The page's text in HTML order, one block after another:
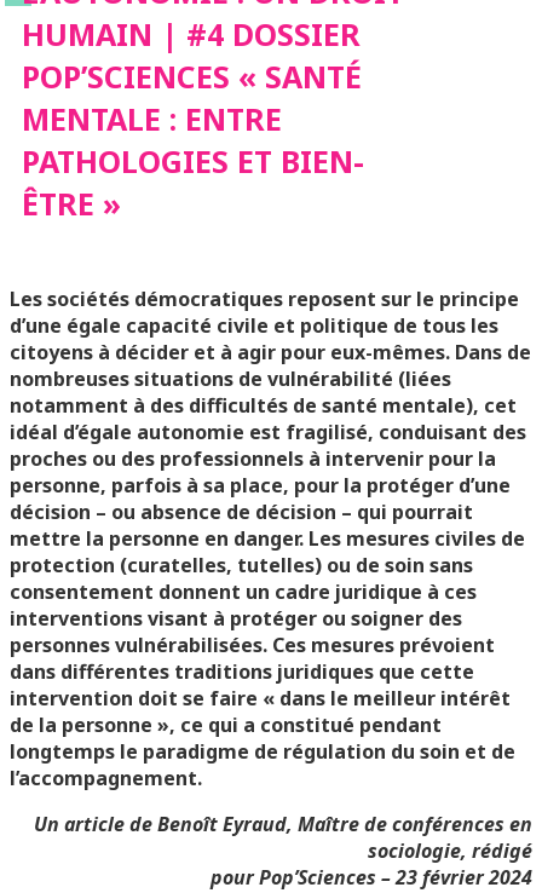
« SANTÉ MENTALE :
ENTRE PATHOLOGIES
ET BIEN-ÊTRE »
HUMAIN | #4 DOSSIER
POP’SCIENCES « SANTÉ
MENTALE : ENTRE
PATHOLOGIES ET BIEN-
ÊTRE »
Les sociétés démocratiques reposent sur le principe
d’une égale capacité civile et politique de tous les
citoyens à décider et à agir pour eux-mêmes. Dans de
nombreuses situations de vulnérabilité (liées
notamment à des difficultés de santé mentale), cet
idéal d’égale autonomie est fragilisé, conduisant des
proches ou des professionnels à intervenir pour la
personne, parfois à sa place, pour la protéger d’une
décision – ou absence de décision – qui pourrait
mettre la personne en danger. Les mesures civiles de
protection (curatelles, tutelles) ou de soin sans
consentement donnent un cadre juridique à ces
interventions visant à protéger ou soigner des
personnes vulnérabilisées. Ces mesures prévoient
dans différentes traditions juridiques que cette
intervention doit se faire « dans le meilleur intérêt
de la personne », ce qui a constitué pendant
longtemps le paradigme de régulation du soin et de
l’accompagnement.
Un article de Benoît Eyraud, Maître de conférences en
sociologie, rédigé
pour Pop’Sciences – 23février 2024